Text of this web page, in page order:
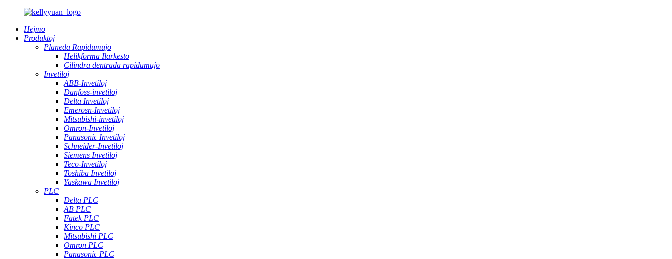
Hejmo
Produktoj
Planeda Rapidumujo
Helikforma Ilarkesto
Cilindra dentrada rapidumujo
Invetiloj
ABB-Invetiloj
Danfoss-invetiloj
Delta Invetiloj
Emerosn-Invetiloj
Mitsubishi-invetiloj
Omron-Invetiloj
Panasonic Invetiloj
Schneider-Invetiloj
Siemens Invetiloj
Teco-Invetiloj
Toshiba Invetiloj
Yaskawa Invetiloj
PLC
Delta PLC
AB PLC
Fatek PLC
Kinco PLC
Mitsubishi PLC
Omron PLC
Panasonic PLC